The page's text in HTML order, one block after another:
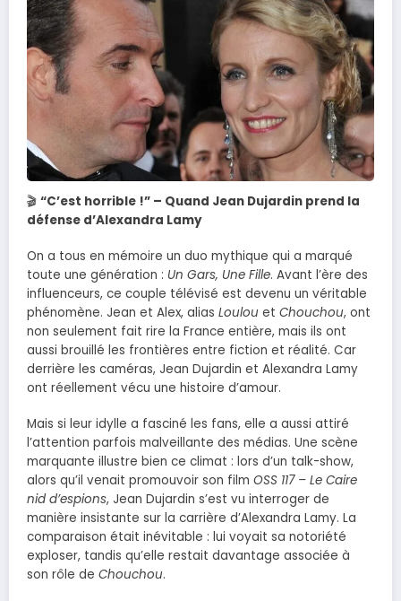
🎬 “C’est horrible !” – Quand Jean Dujardin prend la
défense d’Alexandra Lamy
On a tous en mémoire un duo mythique qui a marqué
toute une génération : Un Gars, Une Fille. Avant l’ère des
influenceurs, ce couple télévisé est devenu un véritable
phénomène. Jean et Alex, alias Loulou et Chouchou, ont
non seulement fait rire la France entière, mais ils ont
aussi brouillé les frontières entre fiction et réalité. Car
derrière les caméras, Jean Dujardin et Alexandra Lamy
ont réellement vécu une histoire d’amour.
Mais si leur idylle a fasciné les fans, elle a aussi attiré
l’attention parfois malveillante des médias. Une scène
marquante illustre bien ce climat : lors d’un talk-show,
alors qu’il venait promouvoir son film OSS 117 – Le Caire
nid d’espions, Jean Dujardin s’est vu interroger de
manière insistante sur la carrière d’Alexandra Lamy. La
comparaison était inévitable : lui voyait sa notoriété
exploser, tandis qu’elle restait davantage associée à
son rôle de Chouchou.